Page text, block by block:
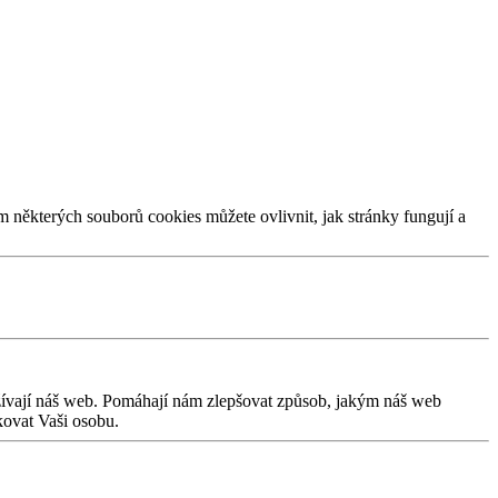
některých souborů cookies můžete ovlivnit, jak stránky fungují a
náš web. Pomáhají nám zlepšovat způsob, jakým náš web
Vaši osobu.